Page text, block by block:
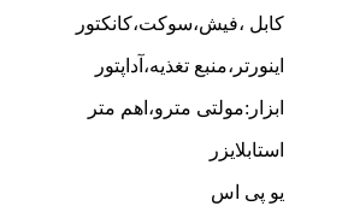
کابل ،فیش،سوکت،کانکتور
اینورتر،منبع تغذیه،آداپتور
ابزار:مولتی مترو،اهم متر
استابلایزر
یو پی اس